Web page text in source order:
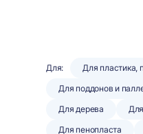
Для: Для пластика,
Для поддонов и
Для дерева
Для пенопласта